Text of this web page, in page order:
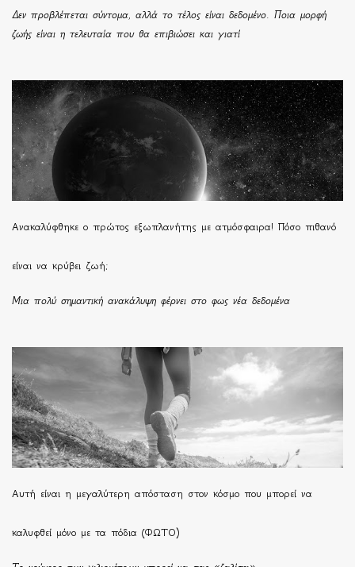
Δεν προβλέπεται σύντομα, αλλά το τέλος είναι δεδομένο. Ποια μορφή
ζωής είναι η τελευταία που θα επιβιώσει και γιατί
Ανακαλύφθηκε ο πρώτος εξωπλανήτης με ατμόσφαιρα! Πόσο πιθανό
είναι να κρύβει ζωή;
Μια πολύ σημαντική ανακάλυψη φέρνει στο φως νέα δεδομένα
Αυτή είναι η μεγαλύτερη απόσταση στον κόσμο που μπορεί να
καλυφθεί μόνο με τα πόδια (ΦΩΤΟ)